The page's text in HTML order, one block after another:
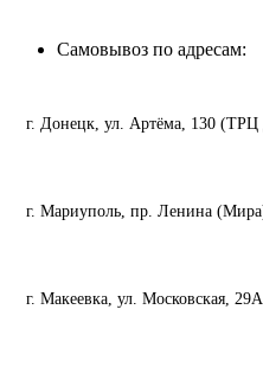
Самовывоз по адресам:
г. Донецк, ул. Артёма, 130
г. Мариуполь, пр. Ленина
г. Макеевка, ул. Московская, 29А